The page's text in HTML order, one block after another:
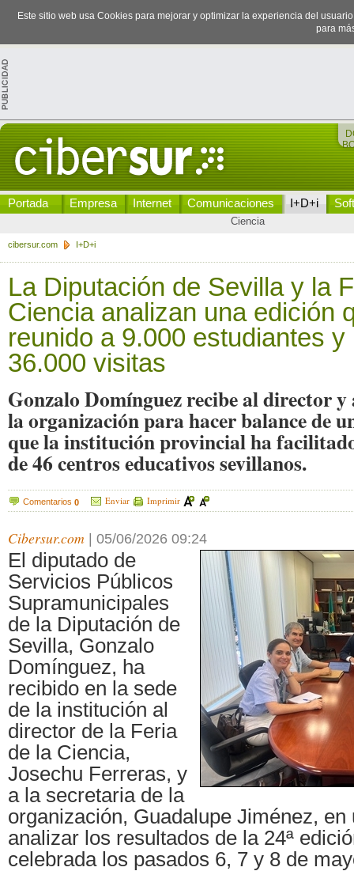
Este sitio web usa Cookies para mejorar y optimizar la experiencia del
para
Portada Empresa Internet Comunicaciones I+D+i
Ciencia
cibersur.com I+D+i
La Diputación de Sevilla y la
Ciencia analizan una edición
reunido a 9.000 estudiantes y
36.000 visitas
Gonzalo Domínguez recibe al director y
la organización para hacer balance de
que la institución provincial ha
de 46 centros educativos sevillanos.
Comentarios 0 Enviar Imprimir
Cibersur.com 05/06/2026 09:24
El diputado de
Servicios Públicos
Supramunicipales
de la Diputación de
Sevilla, Gonzalo
Domínguez, ha
recibido en la sede
de la institución al
director de la Feria
de la Ciencia,
Josechu Ferreras, y
a la secretaria de la
organización, Guadalupe Jiménez, en
analizar los resultados de la 24ª
celebrada los pasados 6, 7 y 8 de